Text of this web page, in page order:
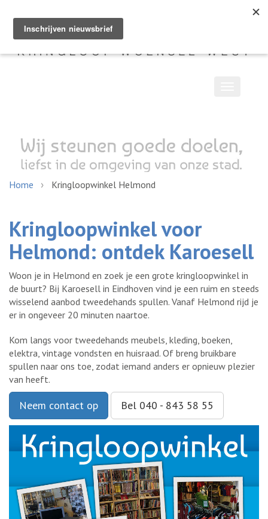
Home Kringloopwinkel Helmond
Kringloopwinkel voor
Helmond: ontdek Karoesell
Woon je in Helmond en zoek je een grote kringloopwinkel in
de buurt? Bij Karoesell in Eindhoven vind je een ruim en steeds
wisselend aanbod tweedehands spullen. Vanaf Helmond rijd je
er in ongeveer 20 minuten naartoe.
Kom langs voor tweedehands meubels, kleding, boeken,
elektra, vintage vondsten en huisraad. Of breng bruikbare
spullen naar ons toe, zodat iemand anders er opnieuw plezier
van heeft.
Neem contact op Bel 040 - 843 58 55